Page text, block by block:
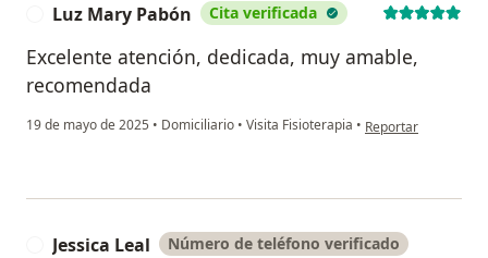
Luz Mary Pabón Cita verificada
Excelente atención, dedicada, muy amable,
recomendada
19 de mayo de 2025 • Domiciliario • Visita Fisioterapia • en opinión del
Reportar
Jessica Leal Número de teléfono verificado